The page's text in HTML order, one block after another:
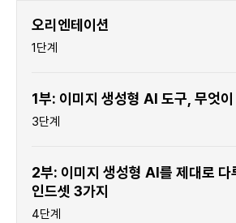
오리엔테이션
.1단계
1부: 이미지 생성형 AI 도구, 무엇
.3단계
2부: 이미지 생성형 AI를 제대로 다
인드셋 3가지
.4단계